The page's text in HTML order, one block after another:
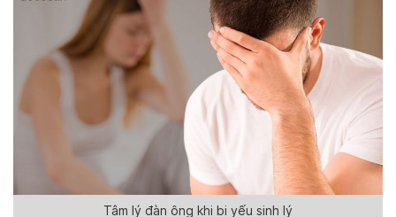
Tâm lý đàn ông khi bị yếu sinh lý